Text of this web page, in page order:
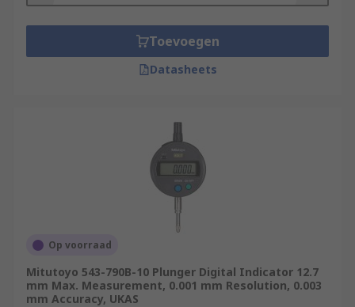
Toevoegen
Datasheets
Op voorraad
Mitutoyo 543-790B-10 Plunger Digital Indicator 12.7
mm Max. Measurement, 0.001 mm Resolution, 0.003
mm Accuracy, UKAS